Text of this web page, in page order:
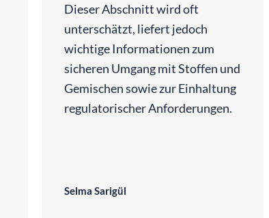
Dieser Abschnitt wird oft
unterschätzt, liefert jedoch
wichtige Informationen zum
sicheren Umgang mit Stoffen und
Gemischen sowie zur Einhaltung
regulatorischer Anforderungen.
Selma Sarigül